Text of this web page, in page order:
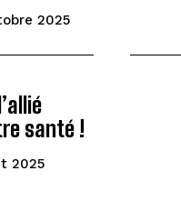
2025
santé !
2025